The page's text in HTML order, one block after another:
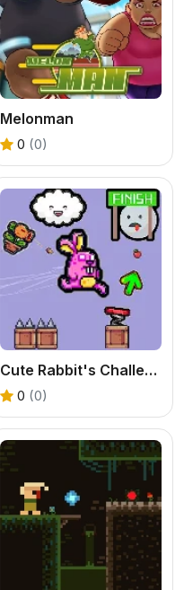
Melonman
0 (0)
Cute Rabbit's Challenging Adventure
0 (0)